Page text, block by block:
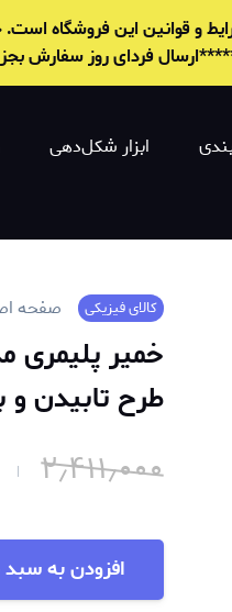
و قوانين این فروشگاه
فردای روز سفارش
ابزار شکل‌دهی
کالای فیزیکی صفحه
خمیر پلیمری
طرح تابیدن و
۲٫۴۱۱٫۰۰۰
افزودن به